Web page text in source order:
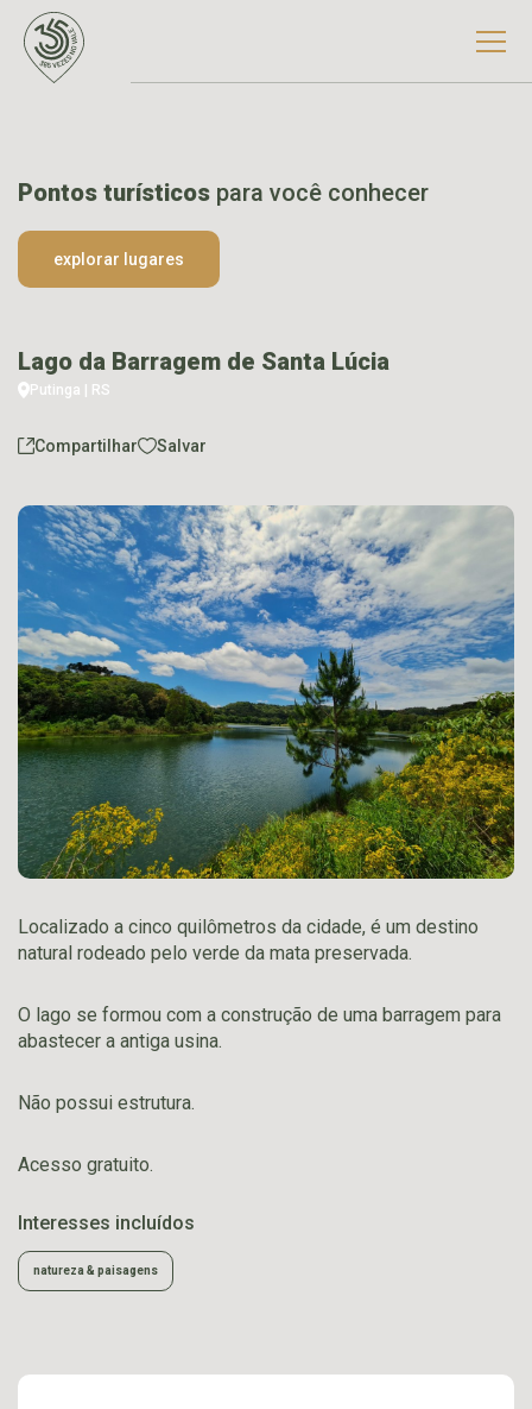
Pontos turísticos para você conhecer
explorar lugares
Lago da Barragem de Santa Lúcia
Putinga | RS
Compartilhar Salvar
Localizado a cinco quilômetros da cidade, é um destino
natural rodeado pelo verde da mata preservada.
O lago se formou com a construção de uma barragem para
abastecer a antiga usina.
Não possui estrutura.
Acesso gratuito.
Interesses incluídos
natureza & paisagens